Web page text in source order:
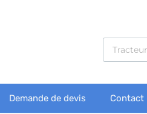
Demande de devis Contact